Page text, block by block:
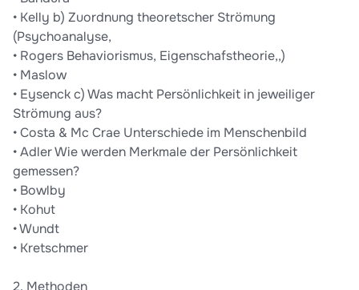
• Kelly b) Zuordnung theoretscher Strömung
(Psychoanalyse,
• Rogers Behaviorismus, Eigenschafstheorie,,)
• Maslow
• Eysenck c) Was macht Persönlichkeit in jeweiliger
Strömung aus?
• Costa & Mc Crae Unterschiede im Menschenbild
• Adler Wie werden Merkmale der Persönlichkeit
gemessen?
• Bowlby
• Kohut
• Wundt
• Kretschmer
2. Methoden